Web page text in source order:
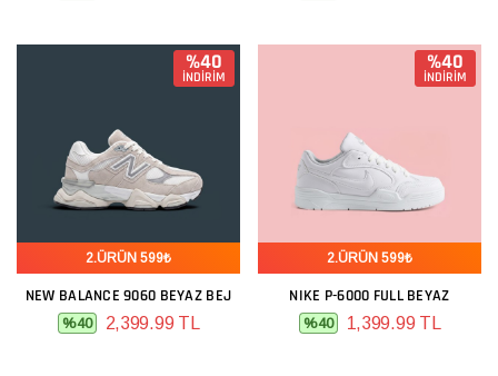
%40
İNDİRİM
2.ÜRÜN 599₺
NEW BALANCE 9060 BEYAZ BEJ
%40 2,399.99 TL
%40
İNDİRİM
2.ÜRÜN 599₺
NIKE P-6000 FULL BEYAZ
%40 1,399.99 TL